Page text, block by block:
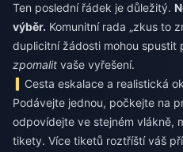
Ten poslední řádek je důležitý.
výběr. Komunitní rada „zkus to
duplicitní žádosti mohou spustit
zpomalit vaše vyřešení.
Cesta eskalace a realistická
Podávejte jednou, počkejte na
odpovídejte ve stejném vlákně,
tikety. Více tiketů roztříští váš